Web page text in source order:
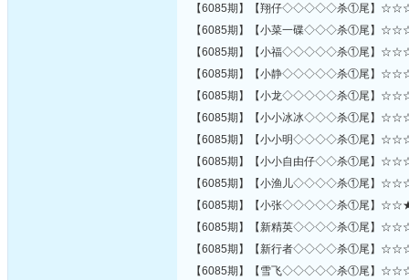
【6085期】【翔仔◇◇◇◇◇杀①
【6085期】【小菜一碟◇◇◇杀
【6085期】【小福◇◇◇◇◇杀①
【6085期】【小静◇◇◇◇◇杀①
【6085期】【小龙◇◇◇◇◇杀①
【6085期】【小小冰冰◇◇◇杀
【6085期】【小小明◇◇◇◇杀
【6085期】【小小自由仔◇◇
【6085期】【小渔儿◇◇◇◇杀
【6085期】【小张◇◇◇◇◇杀①
【6085期】【新精英◇◇◇◇杀
【6085期】【新行者◇◇◇◇杀
【6085期】【雪飞◇◇◇◇◇杀①